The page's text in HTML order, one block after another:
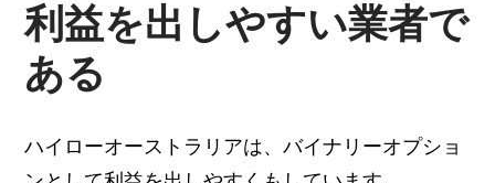
利益を出しやすい業者で
ある
ハイローオーストラリアは、バイナリーオプショ